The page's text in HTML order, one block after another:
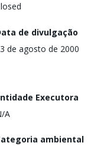
de divulgação
de agosto de 2000
Executora
A
ambiental